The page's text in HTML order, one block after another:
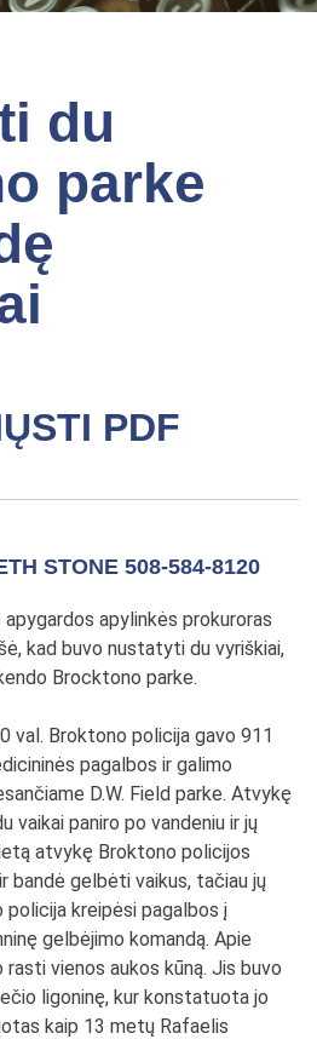
du
parke
PDF
STONE 508-584-8120
apylinkės prokuroras
kad buvo nustatyti du vyriškiai,
Brocktono parke.
val. Broktono policija gavo 911
pagalbos ir galimo
D.W. Field parke. Atvykę
vaikai paniro po vandeniu ir jų
atvykę Broktono policijos
bandė gelbėti vaikus, tačiau jų
kreipėsi pagalbos į
gelbėjimo komandą. Apie
rasti vienos aukos kūną. Jis buvo
ligoninę, kur konstatuota jo
kaip 13 metų Rafaelis